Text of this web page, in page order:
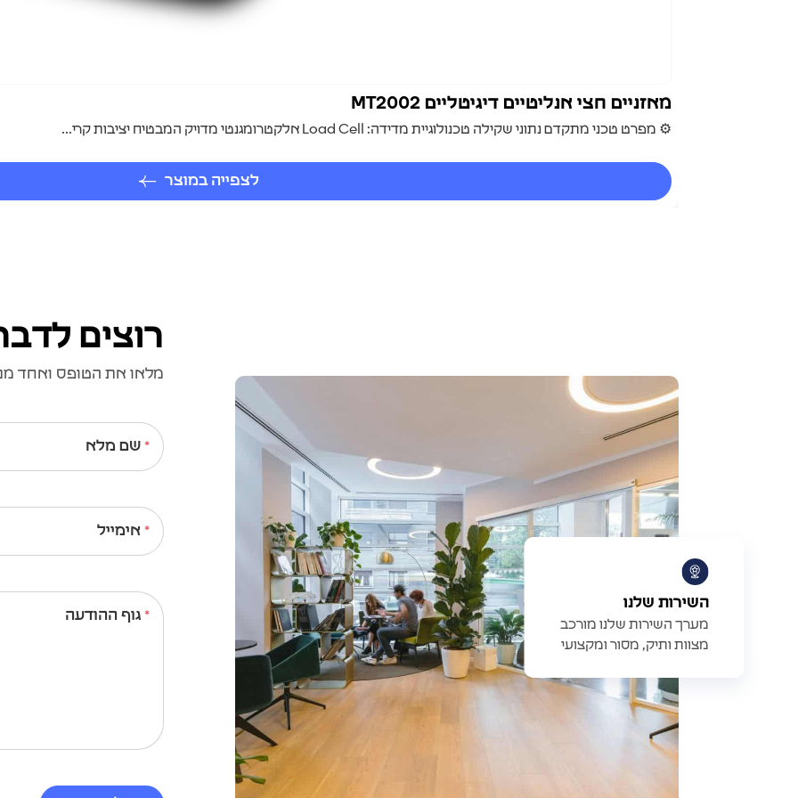
מאזניים חצי אנליטיים דיגיטליים MT2002
⚙️ מפרט טכני מתקדם נתוני שקילה טכנולוגיית מדידה: Load Cell אלקטרומגנטי מדויק המבטיח יציבות קרי...
לצפייה במוצר
השירות שלנו
מערך השירות שלנו מורכב
מצוות ותיק, מסור ומקצועי
רוצים
מלאו את הטופס ואחד
שם מלא
אימייל
גוף ההודעה